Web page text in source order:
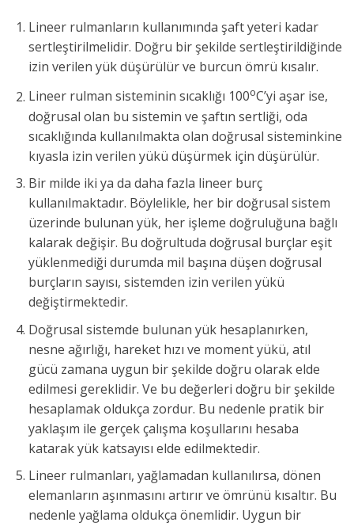
Lineer rulmanların kullanımında şaft yeteri kadar
sertleştirilmelidir. Doğru bir şekilde sertleştirildiğinde
izin verilen yük düşürülür ve burcun ömrü kısalır.
Lineer rulman sisteminin sıcaklığı 100oC’yi aşar ise,
doğrusal olan bu sistemin ve şaftın sertliği, oda
sıcaklığında kullanılmakta olan doğrusal sisteminkine
kıyasla izin verilen yükü düşürmek için düşürülür.
Bir milde iki ya da daha fazla lineer burç
kullanılmaktadır. Böylelikle, her bir doğrusal sistem
üzerinde bulunan yük, her işleme doğruluğuna bağlı
kalarak değişir. Bu doğrultuda doğrusal burçlar eşit
yüklenmediği durumda mil başına düşen doğrusal
burçların sayısı, sistemden izin verilen yükü
değiştirmektedir.
Doğrusal sistemde bulunan yük hesaplanırken,
nesne ağırlığı, hareket hızı ve moment yükü, atıl
gücü zamana uygun bir şekilde doğru olarak elde
edilmesi gereklidir. Ve bu değerleri doğru bir şekilde
hesaplamak oldukça zordur. Bu nedenle pratik bir
yaklaşım ile gerçek çalışma koşullarını hesaba
katarak yük katsayısı elde edilmektedir.
Lineer rulmanları, yağlamadan kullanılırsa, dönen
elemanların aşınmasını artırır ve ömrünü kısaltır. Bu
nedenle yağlama oldukça önemlidir. Uygun bir